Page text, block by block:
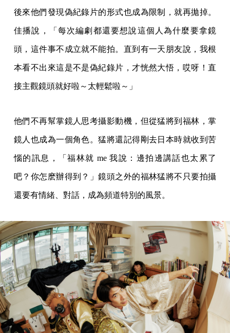
後來他們發現偽紀錄片的形式也成為限制，就再拋掉。
佳播說，「每次編劇都還要想說這個人為什麼要拿鏡
頭，這件事不成立就不能拍。直到有一天朋友說，我根
本看不出來這是不是偽紀錄片，才恍然大悟，哎呀！直
接主觀鏡頭就好啦～太輕鬆啦～」
他們不再幫掌鏡人思考攝影動機，但從猛將到福林，掌
鏡人也成為一個角色。猛將還記得剛去日本時就收到苦
惱的訊息，「福林就 me 我說：邊拍邊講話也太累了
吧？你怎麽辦得到？」鏡頭之外的福林猛將不只要拍攝
還要有情緒、對話，成為頻道特別的風景。